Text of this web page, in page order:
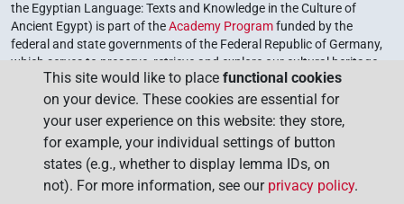
the Egyptian Language: Texts and Knowledge in the Culture of
Ancient Egypt) is part of theAcademy Programfunded by the
federal and state governments of the Federal Republic of Germany,
which serves to preserve, retrieve and explore our cultural heritage.
The program is coordinated by theUnion of the German Academies
of Sciences and Humanities.
This site would like to place functional cookies
on your device. These cookies are essential for
your user experience on this website: they store,
for example, your individual settings of button
states (e.g., whether to display lemma IDs, on
not). For more information, see our privacy policy.